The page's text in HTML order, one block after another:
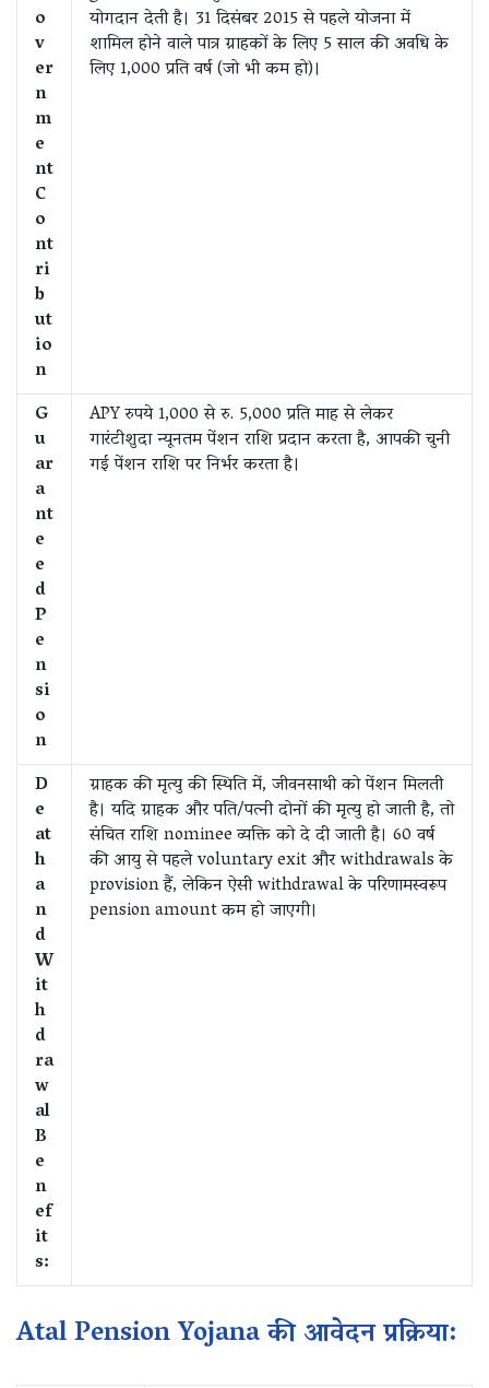
o
v
er
n
m
e
nt
C
o
nt
ri
b
ut
io
n
योगदान देती है। 31 दिसंबर 2015 से पहले योजना में
शामिल होने वाले पात्र ग्राहकों के लिए 5 साल की अवधि के
लिए 1,000 प्रति वर्ष (जो भी कम हो)।
G
u
ar
a
nt
e
e
d
P
e
n
si
o
n
APY रुपये 1,000 से रु. 5,000 प्रति माह से लेकर
गारंटीशुदा न्यूनतम पेंशन राशि प्रदान करता है, आपकी चुनी
गई पेंशन राशि पर निर्भर करता है।
D
e
at
h
a
n
d
W
it
h
d
ra
w
al
B
e
n
ef
it
s:
ग्राहक की मृत्यु की स्थिति में, जीवनसाथी को पेंशन मिलती
है। यदि ग्राहक और पति/पत्नी दोनों की मृत्यु हो जाती है, तो
संचित राशि nominee व्यक्ति को दे दी जाती है। 60 वर्ष
की आयु से पहले voluntary exit और withdrawals के
provision हैं, लेकिन ऐसी withdrawal के परिणामस्वरूप
pension amount कम हो जाएगी।
Atal Pension Yojana की आवेदन प्रक्रिया: